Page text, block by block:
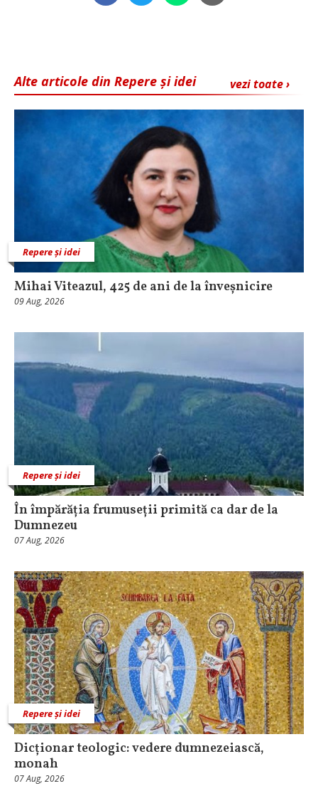
vezi toate ›
Alte articole din Repere și idei
Repere și idei
Mihai Viteazul, 425 de ani de la înveșnicire
09 Aug, 2026
Repere și idei
În împărăția frumuseții primită ca dar de la
Dumnezeu
07 Aug, 2026
Repere și idei
Dicționar teologic: vedere dumnezeiască,
monah
07 Aug, 2026